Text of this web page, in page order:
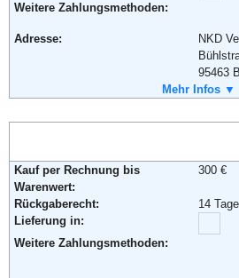
Weitere Zahlungsmethoden:
Adresse:
NKD
95463
+49 (0)
Email:
Weiterführende Informationen:
AGB
Mehr Infos ▼
Kauf per Rechnung bis
Warenwert:
300 €
Rückgaberecht:
14 Tage
Lieferung in:
Weitere Zahlungsmethoden: